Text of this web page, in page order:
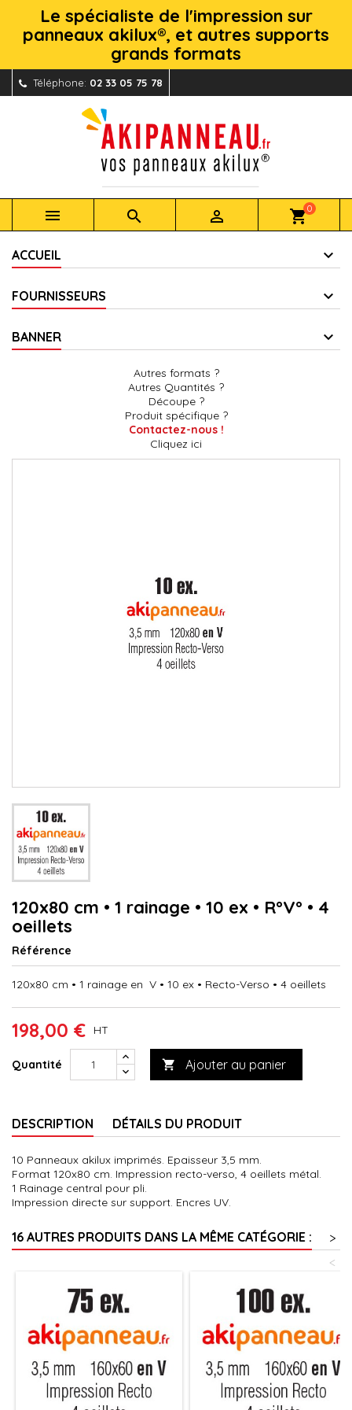
Le spécialiste de l'impression sur
panneaux akilux®, et autres supports
grands formats
Téléphone: 02 33 05 75 78
   shopping_cart0
ACCUEIL
FOURNISSEURS
BANNER
Autres formats ?
Autres Quantités ?
Découpe ?
Produit spécifique ?
Contactez-nous !
Cliquez ici
120x80 cm • 1 rainage • 10 ex • R°V° • 4
oeillets
Référence
120x80 cm • 1 rainage en V • 10 ex • Recto-Verso • 4 oeillets
198,00 € HT
Quantité  Ajouter au panier
DESCRIPTION DÉTAILS DU PRODUIT
10 Panneaux akilux imprimés. Epaisseur 3,5 mm.
Format 120x80 cm. Impression recto-verso, 4 oeillets métal.
1 Rainage central pour pli.
Impression directe sur support. Encres UV.
16 AUTRES PRODUITS DANS LA MÊME CATÉGORIE :
>
<